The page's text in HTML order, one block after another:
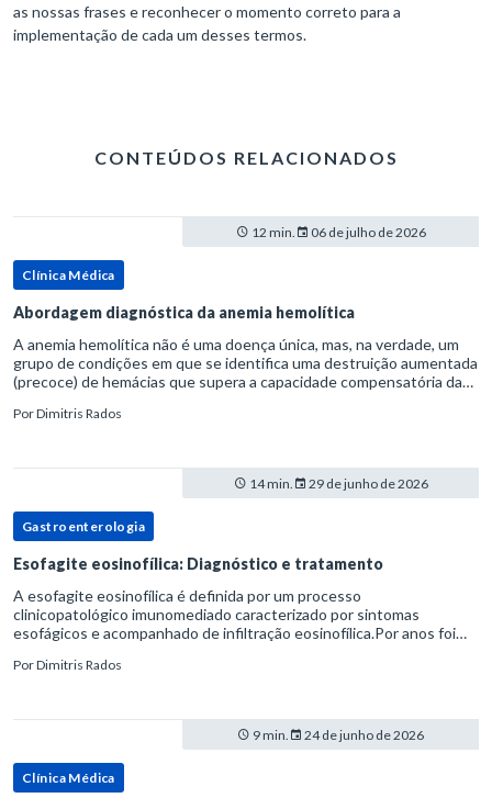
as nossas frases e reconhecer o momento correto para a
implementação de cada um desses termos.
CONTEÚDOS RELACIONADOS
12 min. 06 de julho de 2026
Clínica Médica
Abordagem diagnóstica da anemia hemolítica
A anemia hemolítica não é uma doença única, mas, na verdade, um
grupo de condições em que se identifica uma destruição aumentada
(precoce) de hemácias que supera a capacidade compensatória da
PorDimitris Rados
14 min. 29 de junho de 2026
Gastroenterologia
Esofagite eosinofílica: Diagnóstico e tratamento
A esofagite eosinofílica é definida por um processo
clinicopatológico imunomediado caracterizado por sintomas
esofágicos e acompanhado de infiltração eosinofílica.Por anos foi
refluxo gastr
PorDimitris Rados
9 min. 24 de junho de 2026
Clínica Médica